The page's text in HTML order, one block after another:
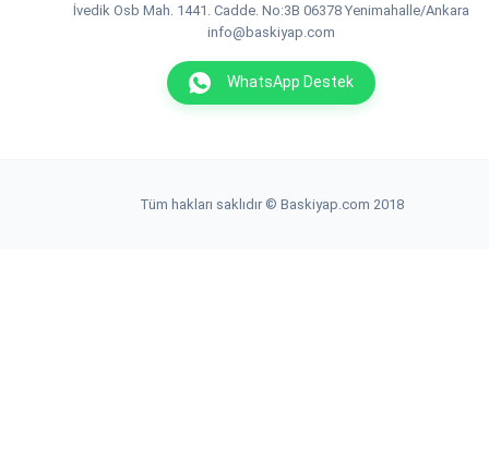
İvedik Osb Mah. 1441. Cadde. No:3B 06378 Yenimahalle/Ankara
info@baskiyap.com
WhatsApp Destek
Tüm hakları saklıdır © Baskiyap.com 2018